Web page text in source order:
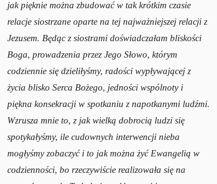
jak pięknie można zbudować w tak krótkim czasie
relacje siostrzane oparte na tej najważniejszej relacji z
Jezusem. Będąc z siostrami doświadczałam bliskości
Boga, prowadzenia przez Jego Słowo, którym
codziennie się dzieliłyśmy, radości wypływającej z
życia blisko Serca Bożego, jedności wspólnoty i
piękna konsekracji w spotkaniu z napotkanymi ludźmi.
Wzrusza mnie to, z jak wielką dobrocią ludzi się
spotykałyśmy, ile cudownych interwencji nieba
mogłyśmy zobaczyć i to jak można żyć Ewangelią w
codzienności, bo rzeczywiście realizowała się na